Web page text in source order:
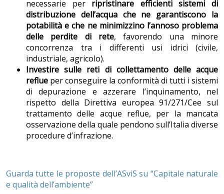
necessarie per ripristinare efficienti sistemi di
distribuzione dell’acqua che ne garantiscono la
potabilità e che ne minimizzino l’annoso problema
delle perdite di rete, favorendo una minore
concorrenza tra i differenti usi idrici (civile,
industriale, agricolo).
Investire sulle reti di collettamento delle acque
reflue per conseguire la conformità di tutti i sistemi
di depurazione e azzerare l’inquinamento, nel
rispetto della Direttiva europea 91/271/Cee sul
trattamento delle acque reflue, per la mancata
osservazione della quale pendono sull’Italia diverse
procedure d’infrazione.
Guarda tutte le proposte dell’ASviS su “Capitale naturale
e qualità dell’ambiente”